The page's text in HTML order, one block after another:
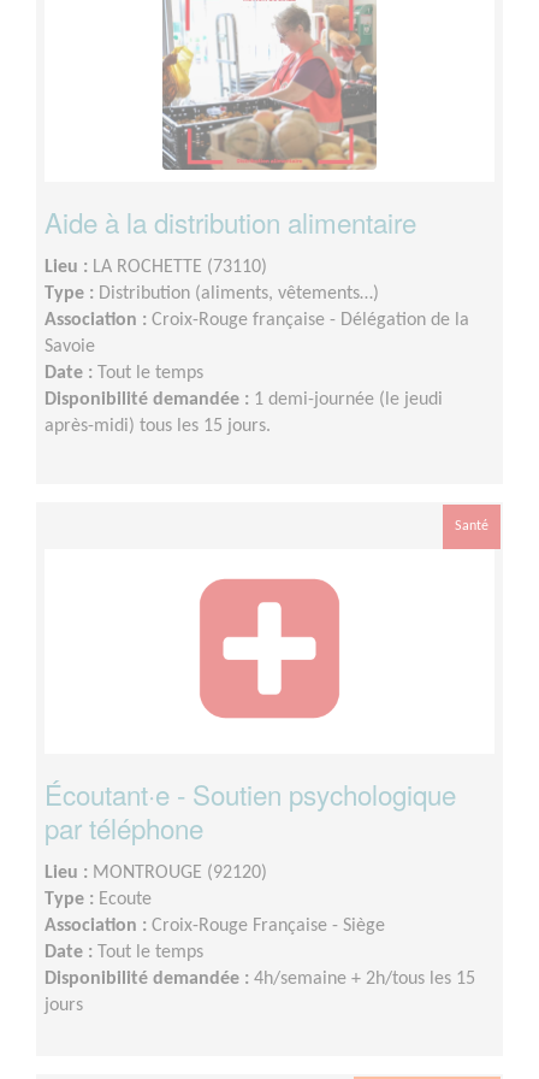
Aide à la distribution alimentaire
Lieu : LA ROCHETTE (73110)
Type : Distribution (aliments, vêtements…)
Association : Croix-Rouge française - Délégation de la
Savoie
Date : Tout le temps
Disponibilité demandée : 1 demi-journée (le jeudi
après-midi) tous les 15 jours.
Santé
Écoutant·e - Soutien psychologique
par téléphone
Lieu : MONTROUGE (92120)
Type : Ecoute
Association : Croix-Rouge Française - Siège
Date : Tout le temps
Disponibilité demandée : 4h/semaine + 2h/tous les 15
jours